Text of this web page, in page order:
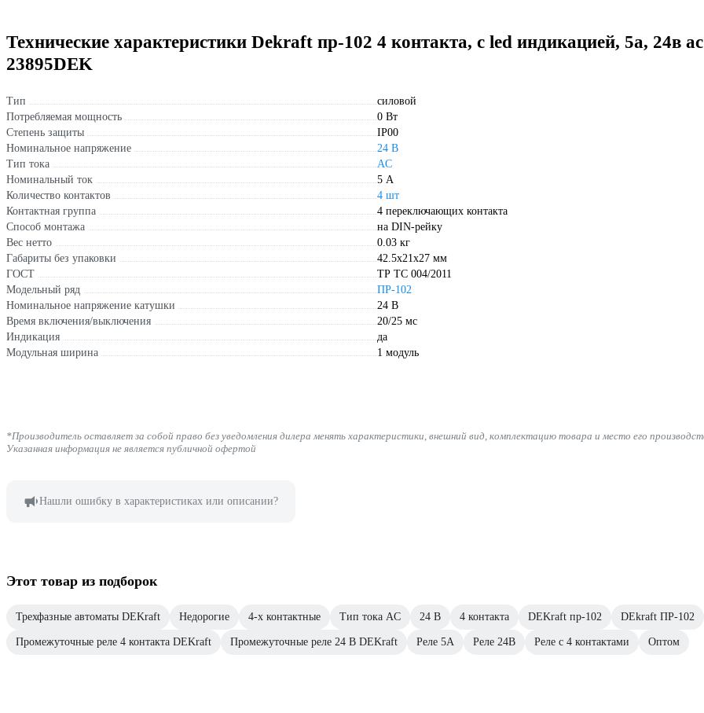
Технические характеристики Dekraft пр-102 4 контакта, с led индикацией, 5а, 24в ac
23895DEK
Тип
силовой
Потребляемая мощность
0 Вт
Степень защиты
IP00
Номинальное напряжение
24 В
Тип тока
AC
Номинальный ток
5 А
Количество контактов
4 шт
Контактная группа
4 переключающих контакта
Способ монтажа
на DIN-рейку
Вес нетто
0.03 кг
Габариты без упаковки
42.5х21х27 мм
ГОСТ
ТР ТС 004/2011
Модельный ряд
ПР-102
Номинальное напряжение катушки
24 В
Время включения/выключения
20/25 мс
Индикация
да
Модульная ширина
1 модуль
*Производитель оставляет за собой право без уведомления дилера менять характеристики, внешний вид, комплектацию товара и место его
Указанная информация не является публичной офертой
Нашли ошибку в характеристиках или описании?
Этот товар из подборок
Трехфазные автоматы DEKraft Недорогие 4-х контактные Тип тока AC 24 В 4 контакта DEKraft пр-102 DEkraft ПР-102
Промежуточные реле 4 контакта DEKraft Промежуточные реле 24 В DEKraft Реле 5А Реле 24В Реле с 4 контактами Оптом